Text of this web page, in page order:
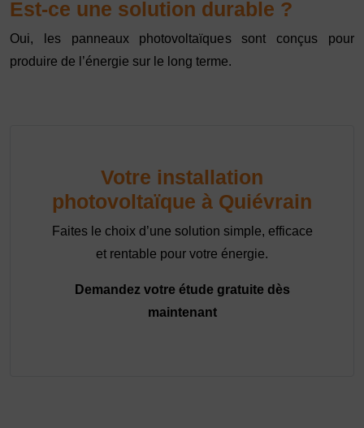
Est-ce une solution durable ?
Oui, les panneaux photovoltaïques sont conçus pour
produire de l’énergie sur le long terme.
Votre installation
photovoltaïque à Quiévrain
Faites le choix d’une solution simple, efficace
et rentable pour votre énergie.
Demandez votre étude gratuite dès
maintenant